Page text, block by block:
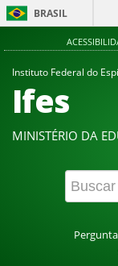
BRASIL
Instituto Federal do
Ifes
MINISTÉRIO DA